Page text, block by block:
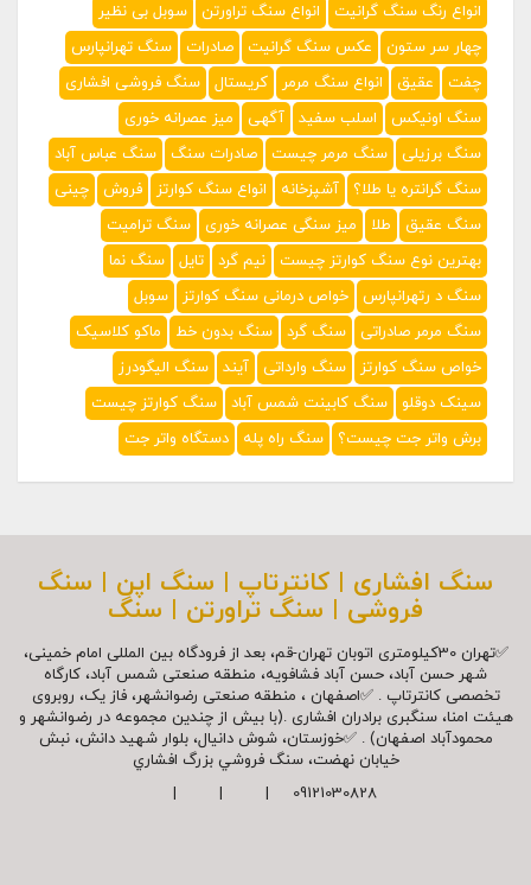
انواع رنگ سنگ گرانیت
انواع سنگ تراورتن
سوبل بی نظیر
چهار سر ستون
عکس سنگ گرانیت صادرات
سنگ تهرانپارس
چفت
عقیق انواع سنگ مرمر کریستال
سنگ فروشی افشاری
سنگ اونیکس
اسلب سفید آگهی
میز عصرانه خوری
سنگ برزیلی
سنگ مرمر چیست صادرات سنگ
سنگ عباس آباد
سنگ گرانتره یا طلا؟
آشپزخانه انواع سنگ کوارتز فروش
چینی
سنگ عقیق
طلا میز سنگی عصرانه خوری
سنگ ترامیت
بهترین نوع سنگ کوارتز چیست
نیم گرد تایل
سنگ نما
سنگ د رتهرانپارس
خواص درمانی سنگ کوارتز
سوبل
سنگ مرمر صادراتی
سنگ گرد سنگ بدون خط
ماکو کلاسیک
خواص سنگ کوارتز
سنگ وارداتی آیند
سنگ الیگودرز
سینک دوقلو
سنگ کابینت شمس آباد
سنگ کوارتز چیست
برش واتر جت چیست؟
سنگ راه پله دستگاه واتر جت
سنگ افشاری | کانترتاپ | سنگ اپن | سنگ
فروشی | سنگ تراورتن | سنگ
✅تهران 30کیلومتری اتوبان تهران-قم، بعد از فرودگاه بین المللی امام خمینی،
شهر حسن آباد، حسن آباد فشافویه، منطقه صنعتی شمس آباد، کارگاه
تخصصی کانترتاپ . ✅اصفهان ، منطقه صنعتی رضوانشهر، فاز یک، روبروی
هیئت امنا، سنگبری برادران افشاری .(با بیش از چندین مجموعه در رضوانشهر و
محمودآباد اصفهان) . ✅خوزستان، شوش دانیال، بلوار شهيد دانش، نبش
خیابان نهضت، سنگ فروشي بزرگ افشاري
09121030828 | | |